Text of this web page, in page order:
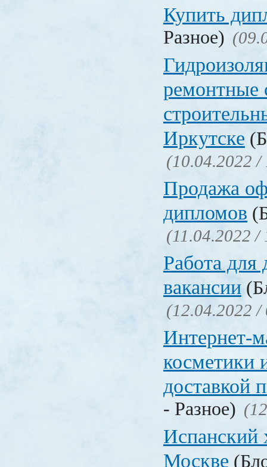
Купить
Разное)
ремонтные
Иркутске
(10.04.2022 /
Продажа
дипломов
(11.04.2022 /
Работа для
вакансии
(12.04.2022 /
Интернет-
косметики
доставкой
- Разное)
Испанский
Москве